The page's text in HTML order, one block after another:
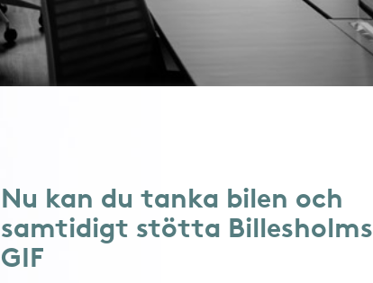
Nu kan du tanka bilen och
samtidigt stötta Billesholms
GIF